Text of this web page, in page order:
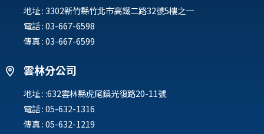
地址 :3302新竹縣竹北市高鐵二路32號5樓之一
電話 :03-667-6598
傳真 : 03-667-6599
雲林分公司
地址 ::632雲林縣虎尾鎮光復路20-11號
電話 :05-632-1316
傳真 : 05-632-1219